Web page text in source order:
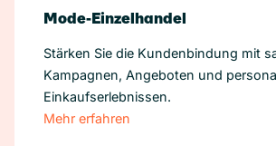
Mode-Einzelhandel
Stärken Sie die Kundenbindung mit
Kampagnen, Angeboten und
Einkaufserlebnissen.
Mehr erfahren